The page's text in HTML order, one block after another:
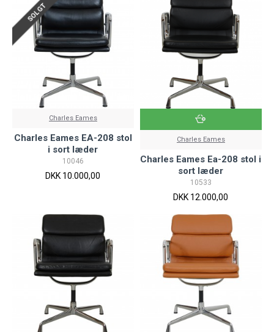
SOLGT
Charles Eames
Charles Eames EA-208 stol
i sort læder
10046
DKK 10.000,00
Charles Eames
Charles Eames Ea-208 stol i
sort læder
10533
DKK 12.000,00